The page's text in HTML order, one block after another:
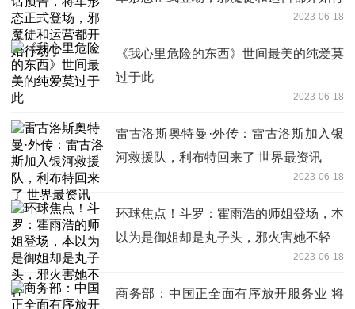
2023-06-18
《我心里危险的东西》世间最美的纯爱莫
过于此
2023-06-18
雷古洛斯奥特曼·外传：雷古洛斯加入银
河救援队，利布特回来了 世界最资讯
2023-06-18
环球焦点！斗罗：霍雨浩的师姐登场，本
以为是御姐却是丸子头，邪火害她不轻
2023-06-18
商务部：中国正全面有序放开服务业 将